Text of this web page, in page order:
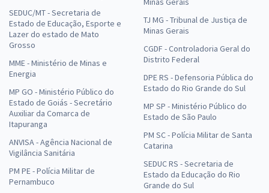
SEDUC/MT - Secretaria de
Estado de Educação, Esporte e
Lazer do estado de Mato
Grosso
MME - Ministério de Minas e
Energia
MP GO - Ministério Público do
Estado de Goiás - Secretário
Auxiliar da Comarca de
Itapuranga
ANVISA - Agência Nacional de
Vigilância Sanitária
PM PE - Polícia Militar de
Pernambuco
TJ MG - Tribunal de Justiça de
Minas Gerais
CGDF - Controladoria Geral do
Distrito Federal
DPE RS - Defensoria Pública do
Estado do Rio Grande do Sul
MP SP - Ministério Público do
Estado de São Paulo
PM SC - Polícia Militar de Santa
Catarina
SEDUC RS - Secretaria de
Estado da Educação do Rio
Grande do Sul